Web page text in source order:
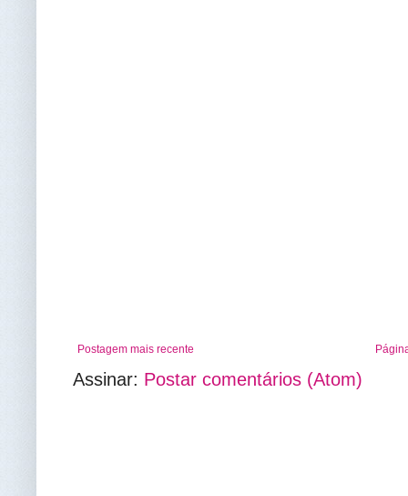
Postagem mais recente
Assinar: Postar comentários (Atom)